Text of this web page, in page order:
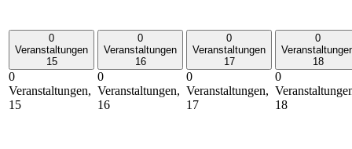
0
Veranstaltungen
15
0
Veranstaltungen,
15
0
Veranstaltungen
16
0
Veranstaltungen,
16
0
Veranstaltungen
17
0
Veranstaltungen,
17
0
18
0
18